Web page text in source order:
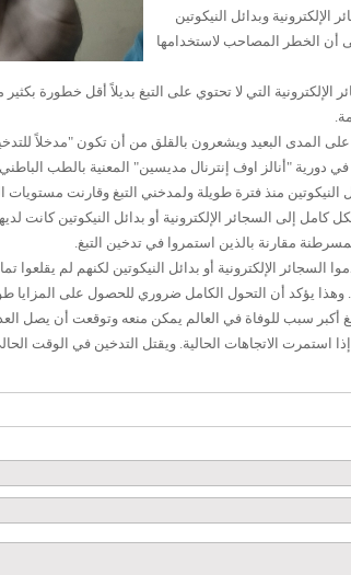
الإلكترونية وبدائل النيكوتين
أن الخطر المصاحب لاستخدامها
التي لا تحتوي على التبغ بديلاً أقل خطورة
المدى البعيد ويشعرون بالقلق من أن تكون "مدخلاً
دورية "أنالز اوف إنترنال مديسين" المعنية بالطب
النيكوتين منذ فترة طويلة ولمدخني التبغ وقارنت مستويات
إلى السجائر الإلكترونية أو بدائل النيكوتين كانت
مقارنة بالذين استمروا في تدخين التبغ.
السجائر الإلكترونية أو بدائل النيكوتين لكنهم لم يقلعوا
يؤكد أن التحول الكامل ضروري للحصول على المزايا
أكبر سبب للوفاة في العالم يمكن منعه وتوقعت أن يصل
الاتجاهات الحالية. ويقتل التدخين في الوقت الحالي نحو 6 ملايين